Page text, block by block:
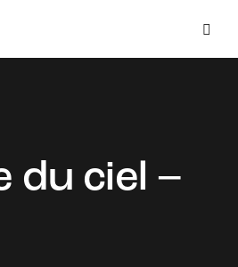
du ciel –